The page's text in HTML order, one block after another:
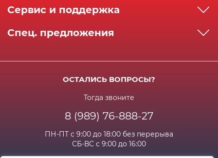
Сервисный центр
Сервис и поддержка
Доставка
Возрат и гарантия
Спец. предложения
Часто задаваемые вопросы
ОСТАЛИСЬ ВОПРОСЫ?
Тогда звоните
8 (989) 76-888-27
ПН-ПТ с 9:00 до 18:00 без перерыва
СБ-ВС с 9:00 до 16:00